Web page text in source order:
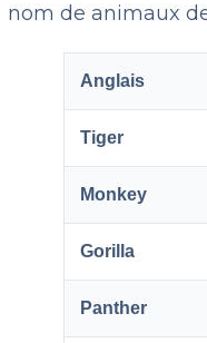
nom de animaux
Anglais
Tiger
Monkey
Gorilla
Panther